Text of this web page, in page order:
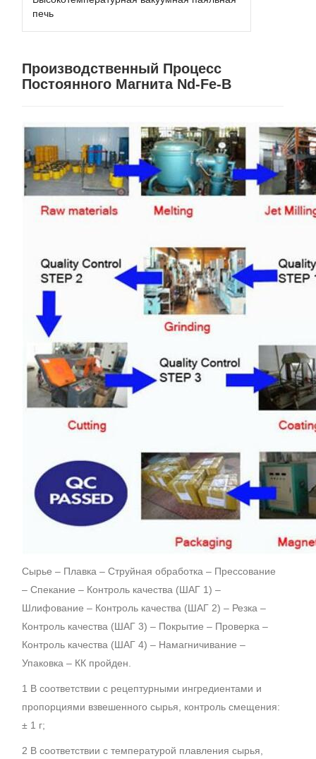
печь
Производственный Процесс
Постоянного Магнита Nd-Fe-B
Сырье – Плавка – Струйная обработка – Прессование
– Спекание – Контроль качества (ШАГ 1) –
Шлифование – Контроль качества (ШАГ 2) – Резка –
Контроль качества (ШАГ 3) – Покрытие – Проверка –
Контроль качества (ШАГ 4) – Намагничивание –
Упаковка – КК пройден.
1 В соответствии с рецептурными ингредиентами и
пропорциями взвешенного сырья, контроль смещения:
± 1 г;
2 В соответствии с температурой плавления сырья,